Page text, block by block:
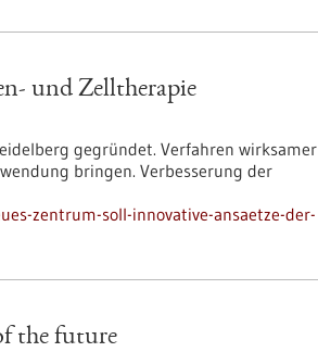
und Zelltherapie
gegründet. Verfahren wirksamer
bringen. Verbesserung der
zentrum-soll-innovative-ansaetze-der-
the future